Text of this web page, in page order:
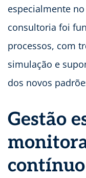
especialmente
consultoria foi
processos, com
simulação e
dos novos
Gestão
contínuo